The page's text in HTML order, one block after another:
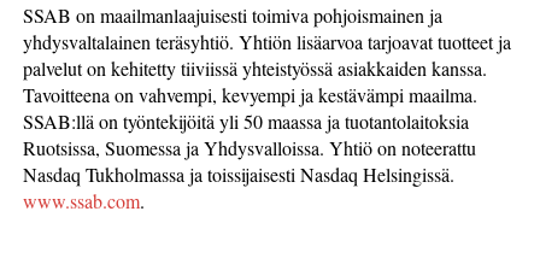
SSAB on maailmanlaajuisesti toimiva pohjoismainen ja
yhdysvaltalainen teräsyhtiö. Yhtiön lisäarvoa tarjoavat tuotteet ja
palvelut on kehitetty tiiviissä yhteistyössä asiakkaiden kanssa.
Tavoitteena on vahvempi, kevyempi ja kestävämpi maailma.
SSAB:llä on työntekijöitä yli 50 maassa ja tuotantolaitoksia
Ruotsissa, Suomessa ja Yhdysvalloissa. Yhtiö on noteerattu
Nasdaq Tukholmassa ja toissijaisesti Nasdaq Helsingissä.
www.ssab.com.